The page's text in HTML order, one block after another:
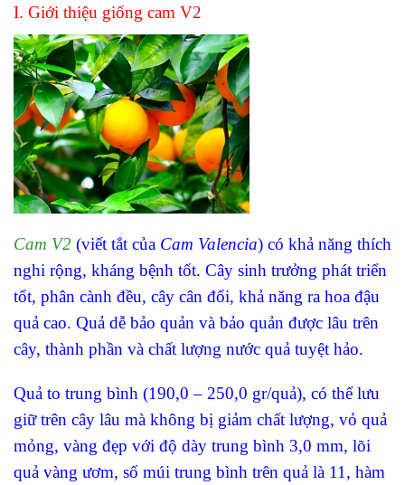
I. Giới thiệu giống cam V2
Cam V2 (viết tắt của Cam Valencia) có khả năng thích
nghi rộng, kháng bệnh tốt. Cây sinh trưởng phát triển
tốt, phân cành đều, cây cân đối, khả năng ra hoa đậu
quả cao. Quả dễ bảo quản và bảo quản được lâu trên
cây, thành phần và chất lượng nước quả tuyệt hảo.
Quả to trung bình (190,0 – 250,0 gr/quả), có thể lưu
giữ trên cây lâu mà không bị giảm chất lượng, vỏ quả
mỏng, vàng đẹp với độ dày trung bình 3,0 mm, lõi
quả vàng ươm, số múi trung bình trên quả là 11, hàm